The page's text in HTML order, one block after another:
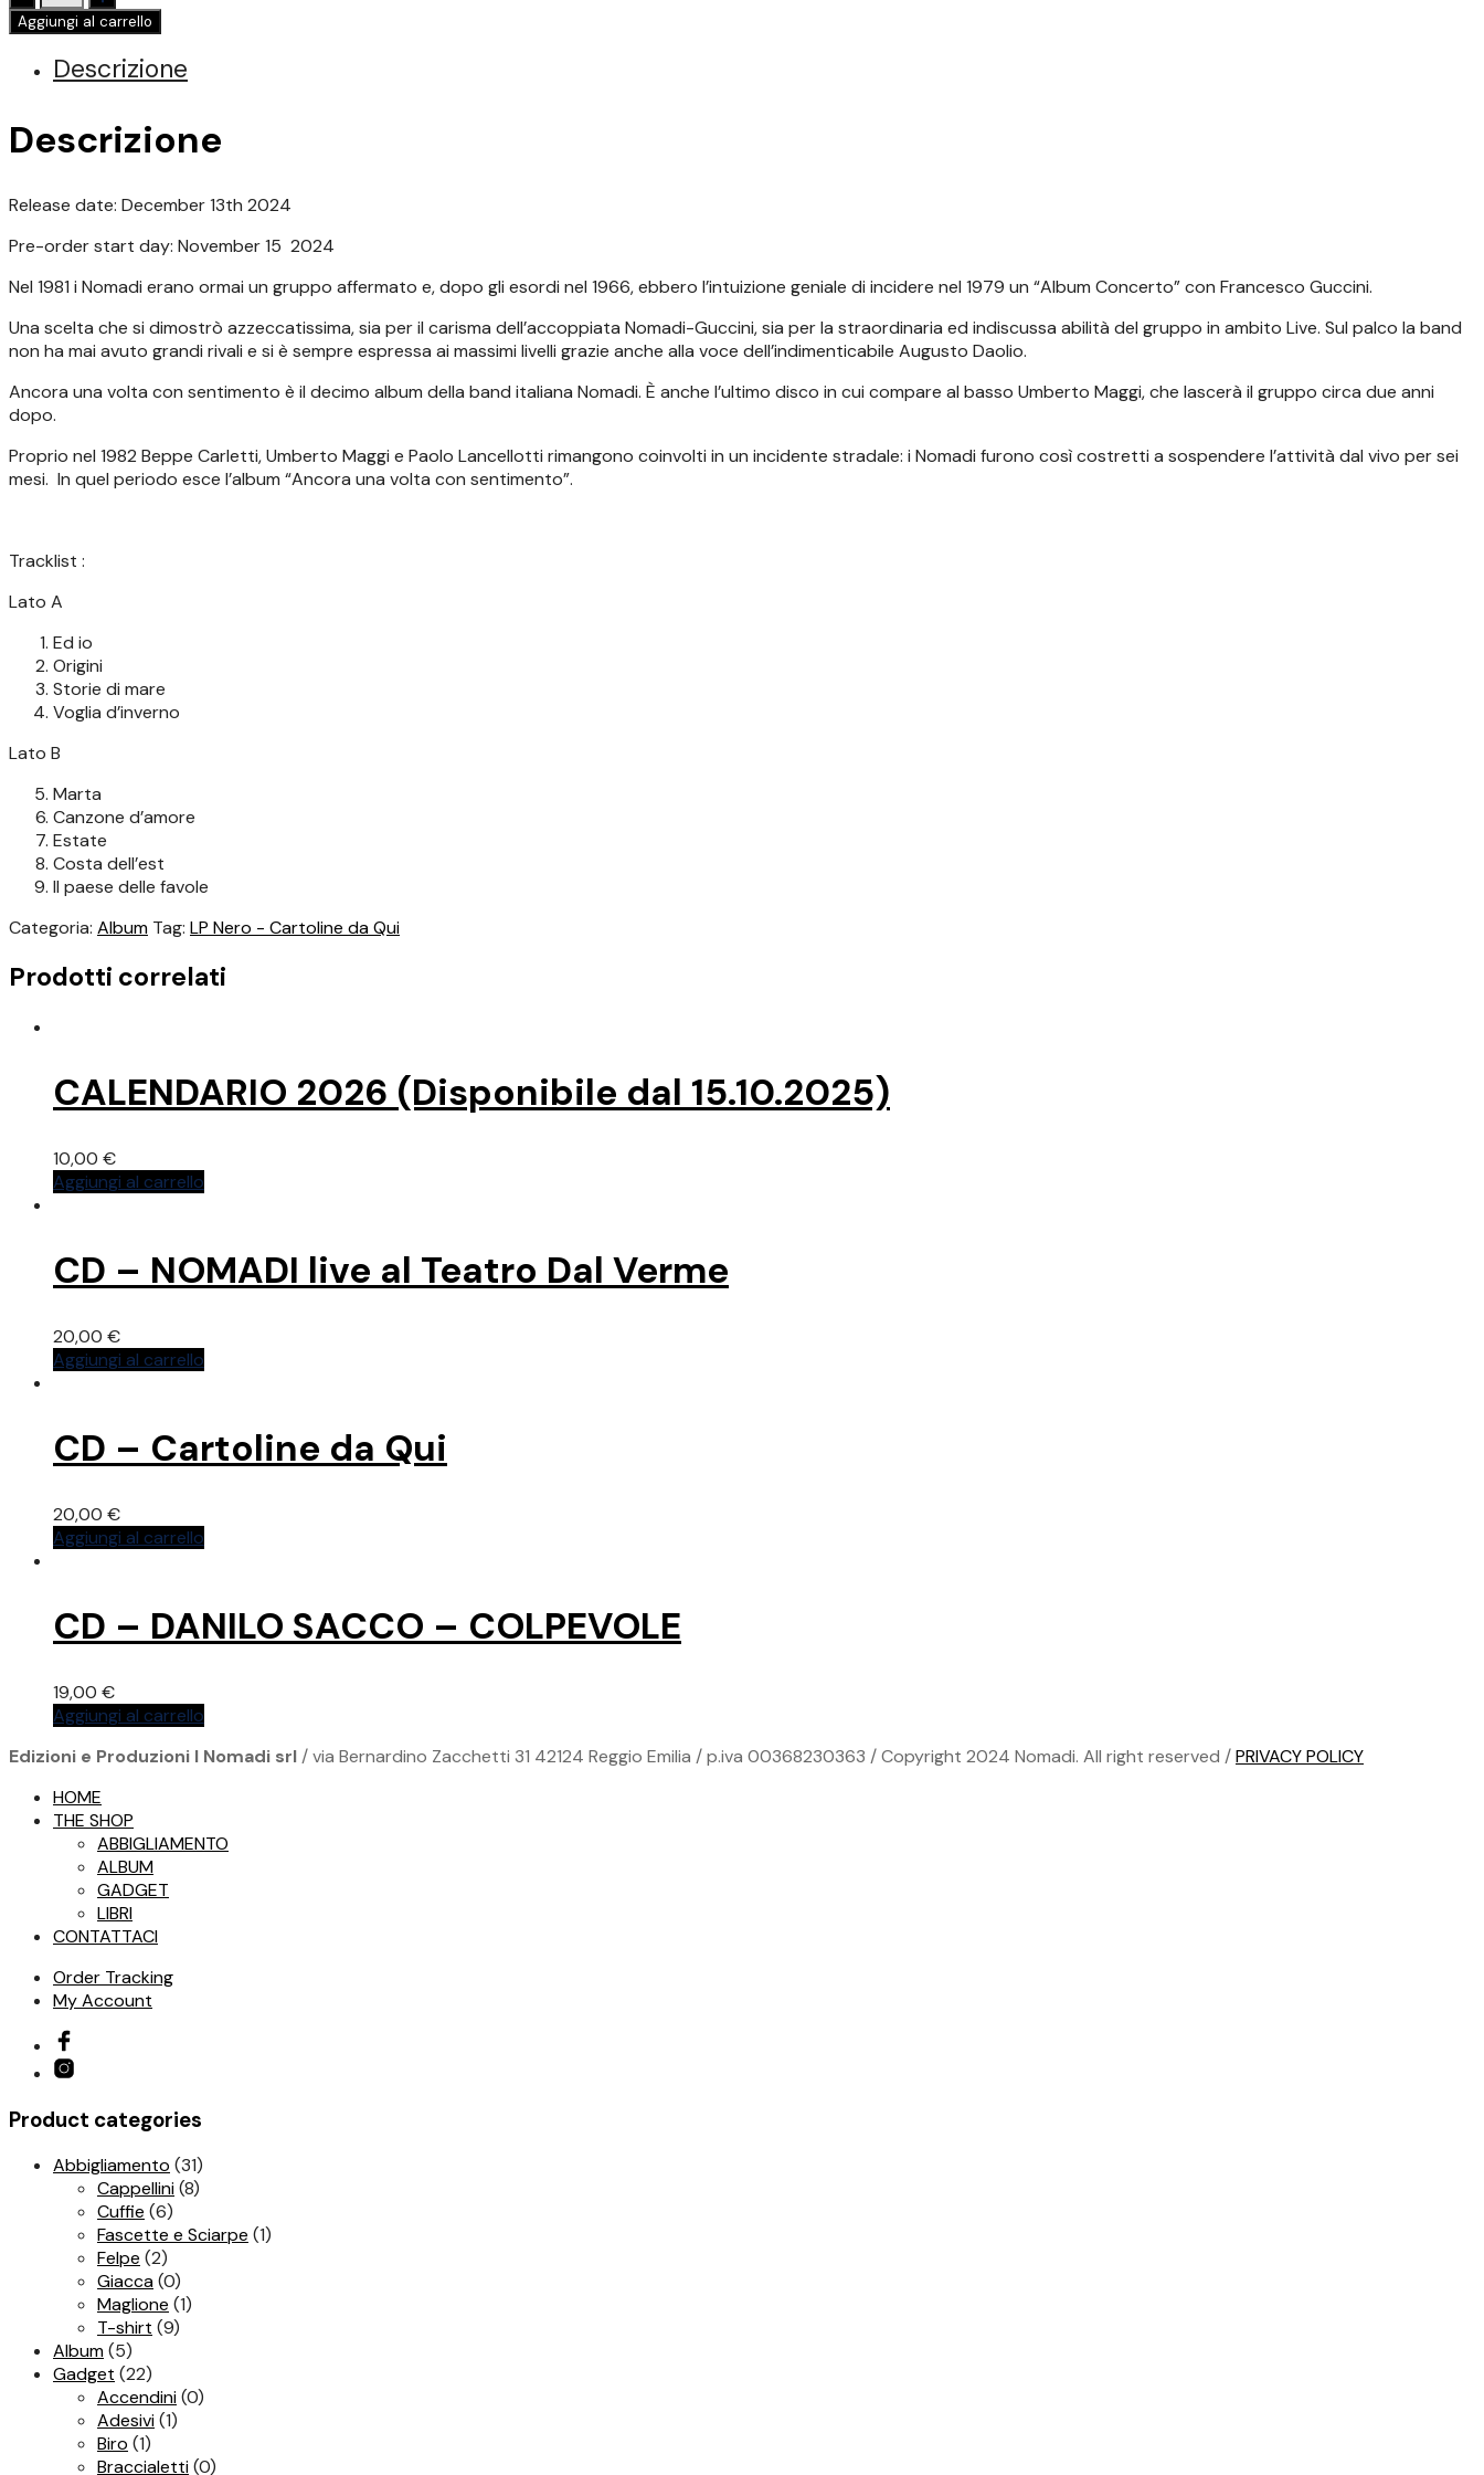
-
ANCORA
VOLTA
SENTIMENTO
quantità
Aggiungi al carrello
Descrizione
Descrizione
Release date: December 13th 2024
Pre-order start day: November 15 2024
Nel 1981 i Nomadi erano ormai un gruppo affermato e, dopo gli esordi nel 1966, ebbero l’intuizione geniale di incidere nel 1979 un “Album Concerto” con Francesco Guccini.
Una scelta che si dimostrò azzeccatissima, sia per il carisma dell’accoppiata Nomadi-Guccini, sia per la straordinaria ed indiscussa abilità del gruppo in ambito Live. Sul palco la band
non ha mai avuto grandi rivali e si è sempre espressa ai massimi livelli grazie anche alla voce dell’indimenticabile Augusto Daolio.
Ancora una volta con sentimento è il decimo album della band italiana Nomadi. È anche l’ultimo disco in cui compare al basso Umberto Maggi, che lascerà il gruppo circa due anni
dopo.
Proprio nel 1982 Beppe Carletti, Umberto Maggi e Paolo Lancellotti rimangono coinvolti in un incidente stradale: i Nomadi furono così costretti a sospendere l’attività dal vivo per sei
mesi. In quel periodo esce l’album “Ancora una volta con sentimento”.
Tracklist :
Lato A
Ed io
Origini
Storie di mare
Voglia d’inverno
Lato B
Marta
Canzone d’amore
Estate
Costa dell’est
Il paese delle favole
Categoria: Album Tag: LP Nero - Cartoline da Qui
Prodotti correlati
CALENDARIO 2026 (Disponibile dal 15.10.2025)
10,00 €
Aggiungi al carrello
CD – NOMADI live al Teatro Dal Verme
20,00 €
Aggiungi al carrello
CD – Cartoline da Qui
20,00 €
Aggiungi al carrello
CD – DANILO SACCO – COLPEVOLE
19,00 €
Aggiungi al carrello
Edizioni e Produzioni I Nomadi srl / via Bernardino Zacchetti 31 42124 Reggio Emilia / p.iva 00368230363 / Copyright 2024 Nomadi. All right reserved /PRIVACY POLICY
HOME
THE SHOP
ABBIGLIAMENTO
ALBUM
GADGET
LIBRI
CONTATTACI
Order Tracking
My Account
Product categories
Abbigliamento (31)
Cappellini(8)
Cuffie (6)
Fascette e Sciarpe (1)
Felpe (2)
Giacca(0)
Maglione (1)
T-shirt (9)
Album(5)
Gadget (22)
Accendini(0)
Adesivi(1)
Biro (1)
Braccialetti(0)